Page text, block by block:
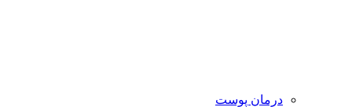
درمان پوست